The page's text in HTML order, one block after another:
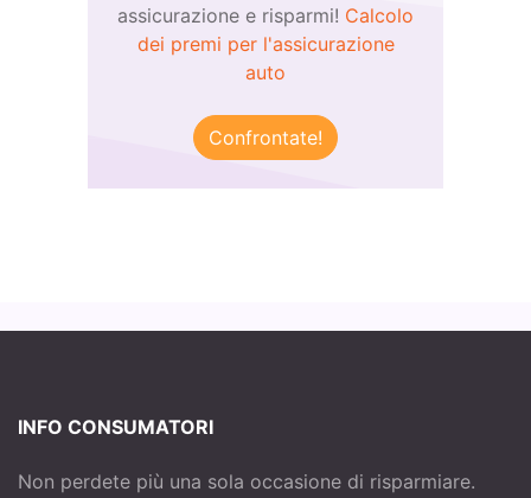
assicurazione e risparmi! Calcolo
dei premi per l'assicurazione
auto
Confrontate!
INFO CONSUMATORI
Non perdete più una sola occasione di risparmiare.